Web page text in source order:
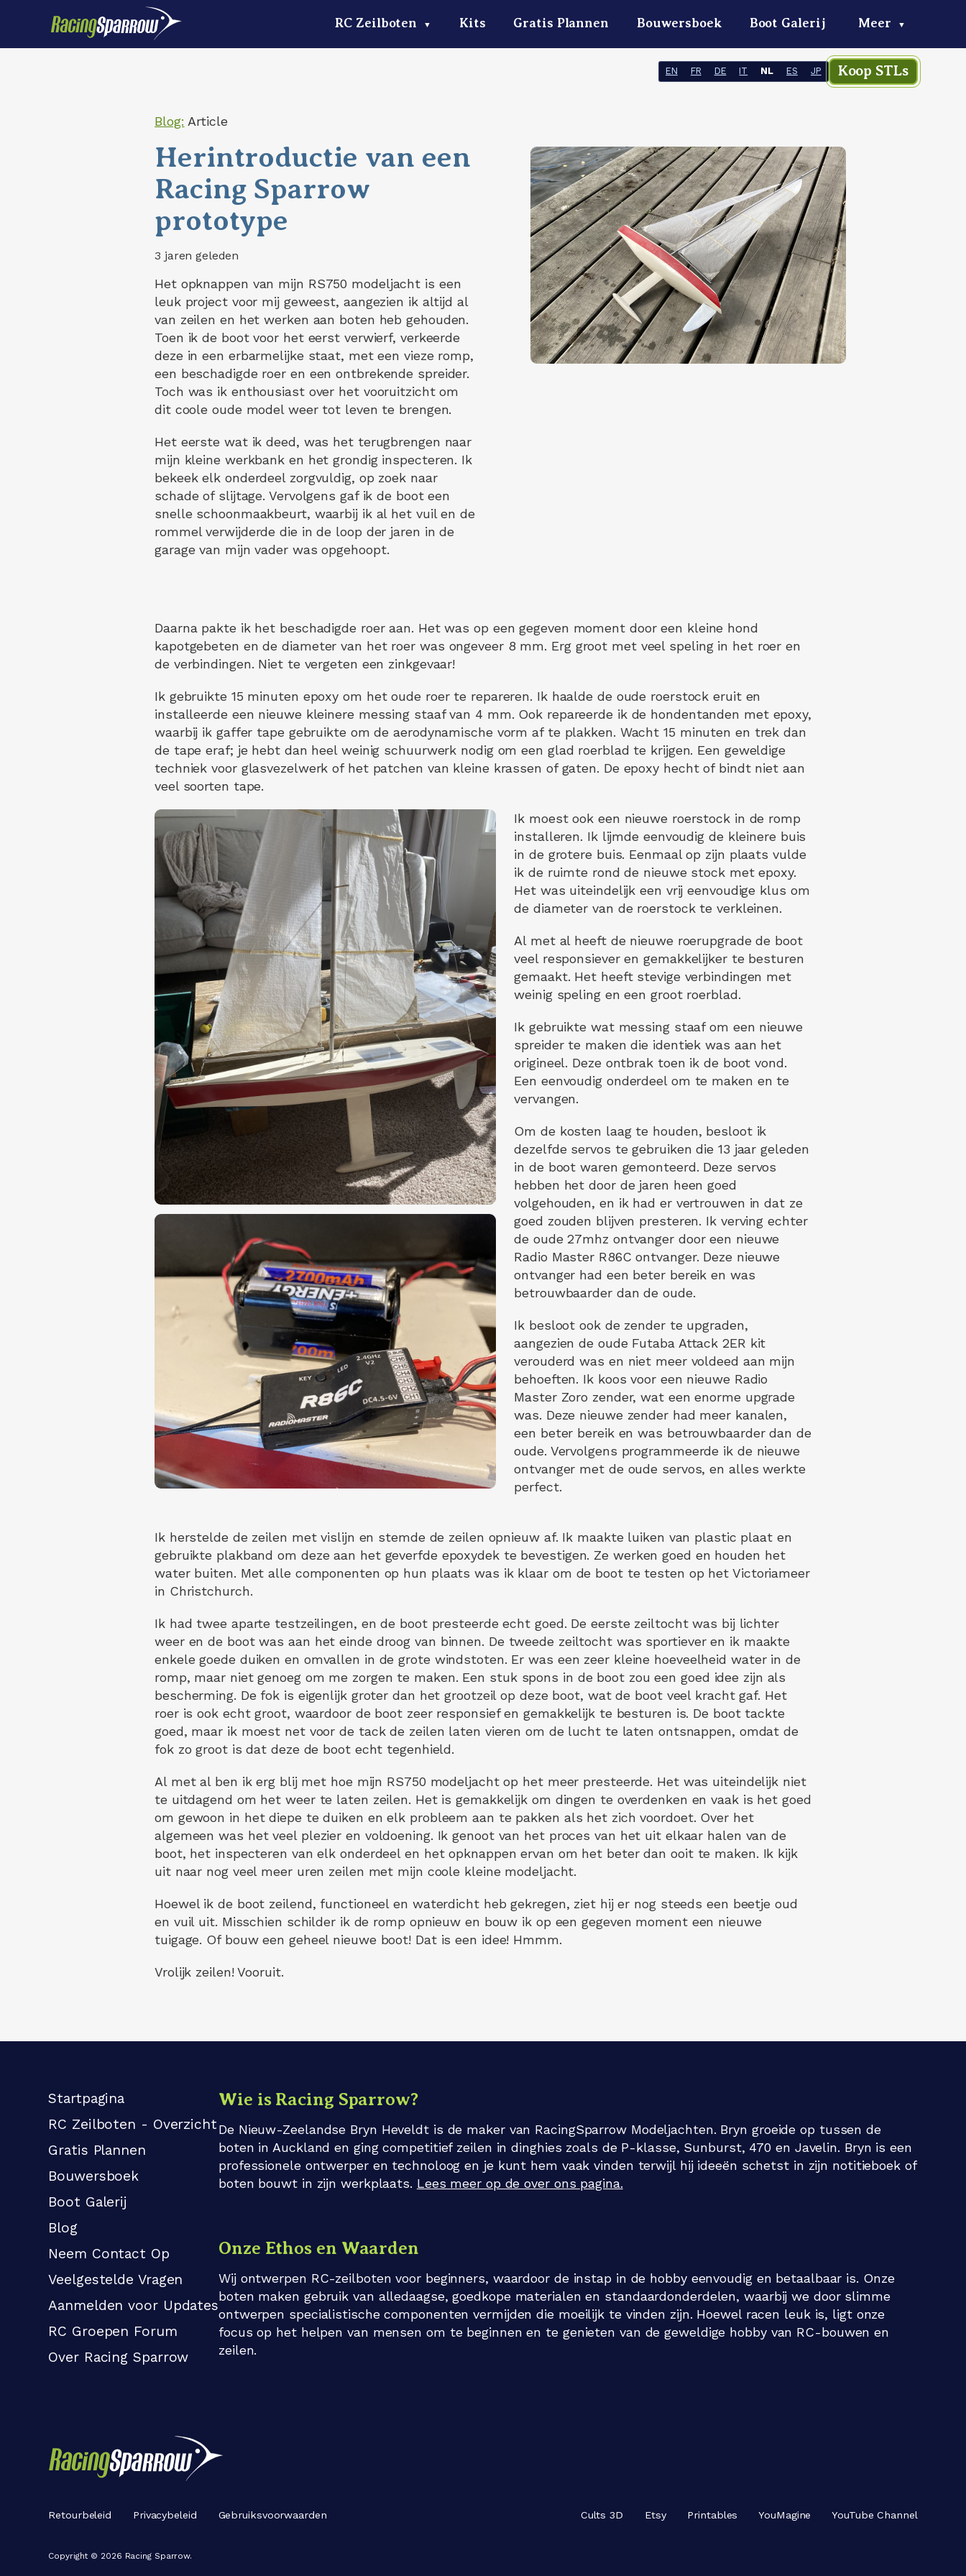
RC Zeilboten ▼ Kits Gratis Plannen Bouwersboek Boot Galerij Meer ▼
EN FR DE IT NL ES JP Koop STLs
Blog: Article
Herintroductie van een
Racing Sparrow
prototype
3 jaren geleden
Het opknappen van mijn RS750 modeljacht is een
leuk project voor mij geweest, aangezien ik altijd al
van zeilen en het werken aan boten heb gehouden.
Toen ik de boot voor het eerst verwierf, verkeerde
deze in een erbarmelijke staat, met een vieze romp,
een beschadigde roer en een ontbrekende spreider.
Toch was ik enthousiast over het vooruitzicht om
dit coole oude model weer tot leven te brengen.
Het eerste wat ik deed, was het terugbrengen naar
mijn kleine werkbank en het grondig inspecteren. Ik
bekeek elk onderdeel zorgvuldig, op zoek naar
schade of slijtage. Vervolgens gaf ik de boot een
snelle schoonmaakbeurt, waarbij ik al het vuil en de
rommel verwijderde die in de loop der jaren in de
garage van mijn vader was opgehoopt.
Daarna pakte ik het beschadigde roer aan. Het was op een gegeven moment door een kleine hond
kapotgebeten en de diameter van het roer was ongeveer 8 mm. Erg groot met veel speling in het roer en
de verbindingen. Niet te vergeten een zinkgevaar!
Ik gebruikte 15 minuten epoxy om het oude roer te repareren. Ik haalde de oude roerstock eruit en
installeerde een nieuwe kleinere messing staaf van 4 mm. Ook repareerde ik de hondentanden met epoxy,
waarbij ik gaffer tape gebruikte om de aerodynamische vorm af te plakken. Wacht 15 minuten en trek dan
de tape eraf; je hebt dan heel weinig schuurwerk nodig om een glad roerblad te krijgen. Een geweldige
techniek voor glasvezelwerk of het patchen van kleine krassen of gaten. De epoxy hecht of bindt niet aan
veel soorten tape.
Ik moest ook een nieuwe roerstock in de romp
installeren. Ik lijmde eenvoudig de kleinere buis
in de grotere buis. Eenmaal op zijn plaats vulde
ik de ruimte rond de nieuwe stock met epoxy.
Het was uiteindelijk een vrij eenvoudige klus om
de diameter van de roerstock te verkleinen.
Al met al heeft de nieuwe roerupgrade de boot
veel responsiever en gemakkelijker te besturen
gemaakt. Het heeft stevige verbindingen met
weinig speling en een groot roerblad.
Ik gebruikte wat messing staaf om een nieuwe
spreider te maken die identiek was aan het
origineel. Deze ontbrak toen ik de boot vond.
Een eenvoudig onderdeel om te maken en te
vervangen.
Om de kosten laag te houden, besloot ik
dezelfde servos te gebruiken die 13 jaar geleden
in de boot waren gemonteerd. Deze servos
hebben het door de jaren heen goed
volgehouden, en ik had er vertrouwen in dat ze
goed zouden blijven presteren. Ik verving echter
de oude 27mhz ontvanger door een nieuwe
Radio Master R86C ontvanger. Deze nieuwe
ontvanger had een beter bereik en was
betrouwbaarder dan de oude.
Ik besloot ook de zender te upgraden,
aangezien de oude Futaba Attack 2ER kit
verouderd was en niet meer voldeed aan mijn
behoeften. Ik koos voor een nieuwe Radio
Master Zoro zender, wat een enorme upgrade
was. Deze nieuwe zender had meer kanalen,
een beter bereik en was betrouwbaarder dan de
oude. Vervolgens programmeerde ik de nieuwe
ontvanger met de oude servos, en alles werkte
perfect.
Ik herstelde de zeilen met vislijn en stemde de zeilen opnieuw af. Ik maakte luiken van plastic plaat en
gebruikte plakband om deze aan het geverfde epoxydek te bevestigen. Ze werken goed en houden het
water buiten. Met alle componenten op hun plaats was ik klaar om de boot te testen op het Victoriameer
in Christchurch.
Ik had twee aparte testzeilingen, en de boot presteerde echt goed. De eerste zeiltocht was bij lichter
weer en de boot was aan het einde droog van binnen. De tweede zeiltocht was sportiever en ik maakte
enkele goede duiken en omvallen in de grote windstoten. Er was een zeer kleine hoeveelheid water in de
romp, maar niet genoeg om me zorgen te maken. Een stuk spons in de boot zou een goed idee zijn als
bescherming. De fok is eigenlijk groter dan het grootzeil op deze boot, wat de boot veel kracht gaf. Het
roer is ook echt groot, waardoor de boot zeer responsief en gemakkelijk te besturen is. De boot tackte
goed, maar ik moest net voor de tack de zeilen laten vieren om de lucht te laten ontsnappen, omdat de
fok zo groot is dat deze de boot echt tegenhield.
Al met al ben ik erg blij met hoe mijn RS750 modeljacht op het meer presteerde. Het was uiteindelijk niet
te uitdagend om het weer te laten zeilen. Het is gemakkelijk om dingen te overdenken en vaak is het goed
om gewoon in het diepe te duiken en elk probleem aan te pakken als het zich voordoet. Over het
algemeen was het veel plezier en voldoening. Ik genoot van het proces van het uit elkaar halen van de
boot, het inspecteren van elk onderdeel en het opknappen ervan om het beter dan ooit te maken. Ik kijk
uit naar nog veel meer uren zeilen met mijn coole kleine modeljacht.
Hoewel ik de boot zeilend, functioneel en waterdicht heb gekregen, ziet hij er nog steeds een beetje oud
en vuil uit. Misschien schilder ik de romp opnieuw en bouw ik op een gegeven moment een nieuwe
tuigage. Of bouw een geheel nieuwe boot! Dat is een idee! Hmmm.
Vrolijk zeilen! Vooruit.
Startpagina
RC Zeilboten - Overzicht
Gratis Plannen
Bouwersboek
Boot Galerij
Blog
Neem Contact Op
Veelgestelde Vragen
Aanmelden voor Updates
RC Groepen Forum
Over Racing Sparrow
Wie is Racing Sparrow?
De Nieuw-Zeelandse Bryn Heveldt is de maker van RacingSparrow Modeljachten. Bryn groeide op tussen de
boten in Auckland en ging competitief zeilen in dinghies zoals de P-klasse, Sunburst, 470 en Javelin. Bryn is een
professionele ontwerper en technoloog en je kunt hem vaak vinden terwijl hij ideeën schetst in zijn notitieboek of
boten bouwt in zijn werkplaats. Lees meer op de over ons pagina.
Onze Ethos en Waarden
Wij ontwerpen RC-zeilboten voor beginners, waardoor de instap in de hobby eenvoudig en betaalbaar is. Onze
boten maken gebruik van alledaagse, goedkope materialen en standaardonderdelen, waarbij we door slimme
ontwerpen specialistische componenten vermijden die moeilijk te vinden zijn. Hoewel racen leuk is, ligt onze
focus op het helpen van mensen om te beginnen en te genieten van de geweldige hobby van RC-bouwen en
zeilen.
Retourbeleid Privacybeleid Gebruiksvoorwaarden Cults 3D Etsy Printables YouMagine YouTube Channel
Copyright © 2026 Racing Sparrow.